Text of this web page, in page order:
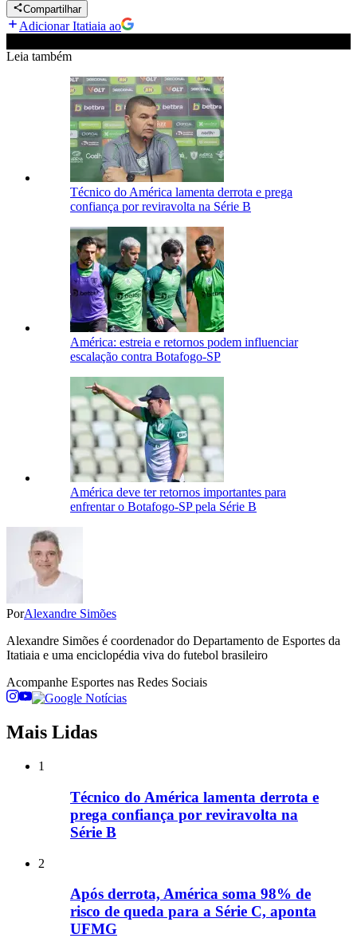
Compartilhar
Adicionar Itatiaia ao
Leia também
Técnico do América lamenta derrota e prega
confiança por reviravolta na Série B
América: estreia e retornos podem influenciar
escalação contra Botafogo-SP
América deve ter retornos importantes para
enfrentar o Botafogo-SP pela Série B
PorAlexandre Simões
Alexandre Simões é coordenador do Departamento de Esportes da
Itatiaia e uma enciclopédia viva do futebol brasileiro
Acompanhe Esportes nas Redes Sociais
Mais Lidas
1
Técnico do América lamenta derrota e
prega confiança por reviravolta na
Série B
2
Após derrota, América soma 98% de
risco de queda para a Série C, aponta
UFMG